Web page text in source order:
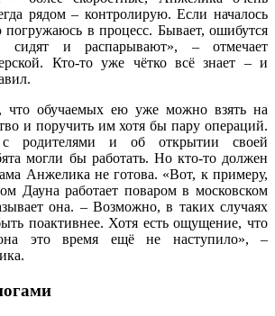
рядом – контролирую. Если началось
погружаюсь в процесс. Бывает, ошибутся
сидят и распарывают», – отмечает
Кто‑то уже чётко всё знает – и
что обучаемых ею уже можно взять на
и поручить им хотя бы пару операций.
родителями и об открытии своей
могли бы работать. Но кто‑то должен
Анжелика не готова. «Вот, к примеру,
Дауна работает поваром в московском
она. – Возможно, в таких случаях
поактивнее. Хотя есть ощущение, что
это время ещё не наступило», –